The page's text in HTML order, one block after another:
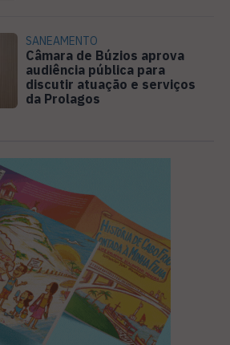
SANEAMENTO
Câmara de Búzios aprova
audiência pública para
discutir atuação e serviços
da Prolagos